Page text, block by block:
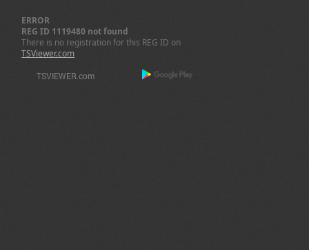
ERROR
REG ID 1119480 not found
There is no registration for this REG ID on
TSViewer.com